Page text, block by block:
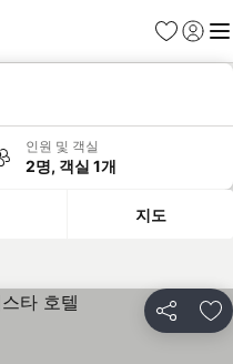
즐겨찾기
로그인
메
인원 및 객실
2명, 객실 1개
지도
공유 즐